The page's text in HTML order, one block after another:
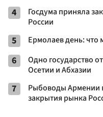
4
Госдума приняла
России
5 Ермолаев день: что
6
Одно государство
Осетии и Абхазии
7
Рыбоводы Армении
закрытия рынка